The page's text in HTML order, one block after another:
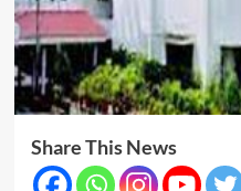
Share This News